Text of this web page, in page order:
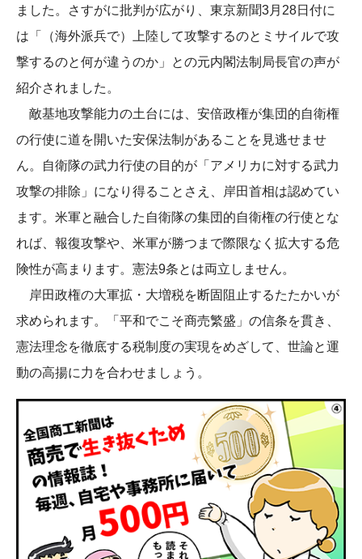
ました。さすがに批判が広がり、東京新聞3月28日付に
は「（海外派兵で）上陸して攻撃するのとミサイルで攻
撃するのと何が違うのか」との元内閣法制局長官の声が
紹介されました。
敵基地攻撃能力の土台には、安倍政権が集団的自衛権
の行使に道を開いた安保法制があることを見逃せませ
ん。自衛隊の武力行使の目的が「アメリカに対する武力
攻撃の排除」になり得ることさえ、岸田首相は認めてい
ます。米軍と融合した自衛隊の集団的自衛権の行使とな
れば、報復攻撃や、米軍が勝つまで際限なく拡大する危
険性が高まります。憲法9条とは両立しません。
岸田政権の大軍拡・大増税を断固阻止するたたかいが
求められます。「平和でこそ商売繁盛」の信条を貫き、
憲法理念を徹底する税制度の実現をめざして、世論と運
動の高揚に力を合わせましょう。